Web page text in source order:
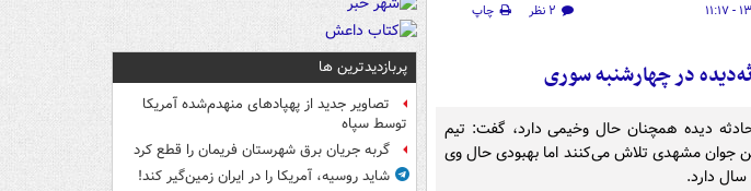
۲ نظر
چاپ
در چهارشنبه سوری
حادثه دیده همچنان حال وخیمی دارد، گفت: تیم
جوان مشهدی تلاش می‌کنند اما بهبودی حال وی
دارد.
پربازدیدترین ها
تصاویر جدید از پهپادهای منهدم‌شده آمریکا
توسط سپاه
گربه جریان برق شهرستان فریمان را قطع کرد
شاید روسیه، آمریکا را در ایران زمین‌گیر کند!